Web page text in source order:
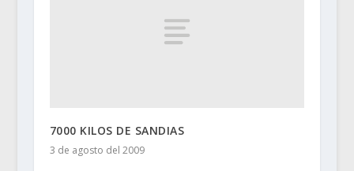
7000 KILOS DE SANDIAS
3 de agosto del 2009